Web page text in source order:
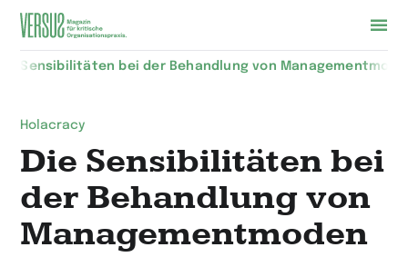
Zur
Sensibilitäten bei der Behandlung von
Holacracy
Die Sensibilitäten bei
der Behandlung von
Management­moden